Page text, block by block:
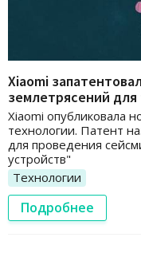
Xiaomi
землетрясений
Xiaomi опубликовала
технологии. Патент
для проведения
устройств"
Технологии
Подробнее